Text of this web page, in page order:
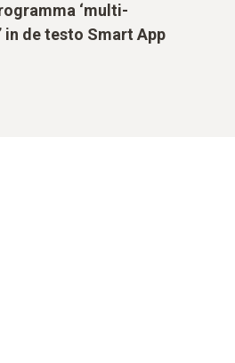
‘multi-
in de testo Smart App